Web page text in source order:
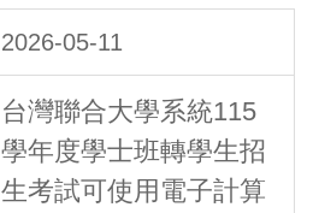
2026-05-11
台灣聯合大學系統115
學年度學士班轉學生招
生考試可使用電子計算